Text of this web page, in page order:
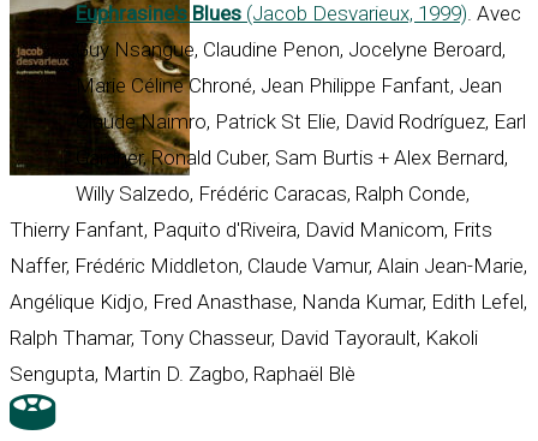
Euphrasine's Blues (Jacob Desvarieux, 1999). Avec
Guy Nsangue, Claudine Penon, Jocelyne Beroard,
Marie Céline Chroné, Jean Philippe Fanfant, Jean
Claude Naimro, Patrick St Elie, David Rodríguez, Earl
Gardner, Ronald Cuber, Sam Burtis + Alex Bernard,
Willy Salzedo, Frédéric Caracas, Ralph Conde,
Thierry Fanfant, Paquito d'Riveira, David Manicom, Frits
Naffer, Frédéric Middleton, Claude Vamur, Alain Jean-Marie,
Angélique Kidjo, Fred Anasthase, Nanda Kumar, Edith Lefel,
Ralph Thamar, Tony Chasseur, David Tayorault, Kakoli
Sengupta, Martin D. Zagbo, Raphaël Blè